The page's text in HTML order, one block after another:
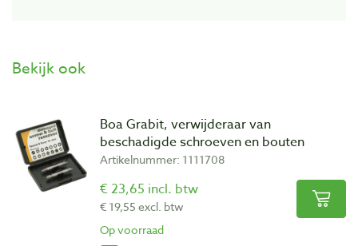
Bekijk ook
Boa Grabit, verwijderaar van
beschadigde schroeven en bouten
Artikelnummer: 1111708
€ 23,65 incl. btw
€ 19,55 excl. btw
Op voorraad